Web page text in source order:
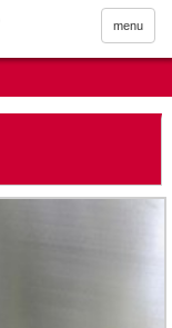
menu